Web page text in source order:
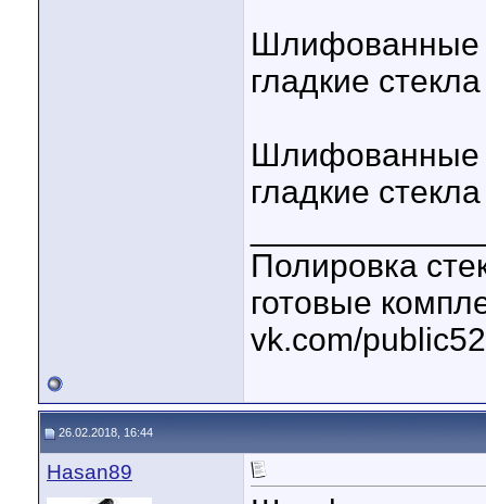
Шлифованные
гладкие
Шлифованные
гладкие
Полировка
готовые
vk.com/
26.02.2018, 16:44
Hasan89